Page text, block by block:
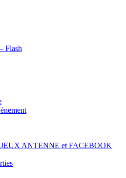
Flash
ANTENNE et FACEBOOK